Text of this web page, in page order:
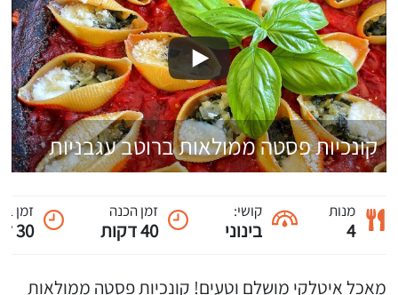
קונכיות פסטה ממולאות ברוטב עגבניות
מנות
4
קושי:
בינוני
זמן הכנה
40 דקות
זמן
30 דקות
מאכל איטלקי מושלם וטעים! קונכיות פסטה ממולאות